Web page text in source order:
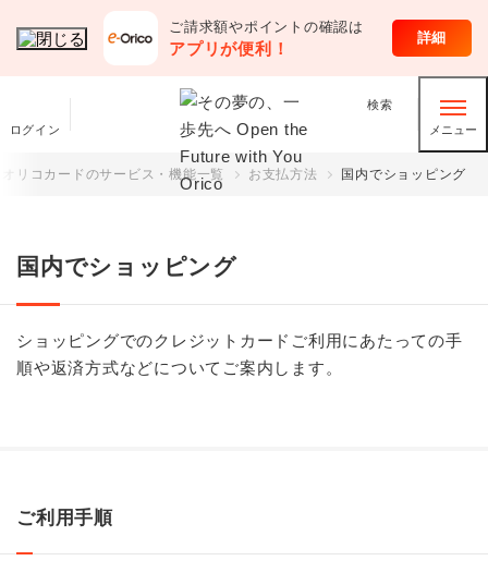
ご請求額やポイントの確認は
アプリが便利！
詳細
ログイン
検索
メニュー
クレジットカード
オリコカードのサービス・機能一覧 お支払方法 国内でショッピング
国内でショッピング
ショッピングでのクレジットカードご利用にあたっての手
順や返済方式などについてご案内します。
ご利用手順